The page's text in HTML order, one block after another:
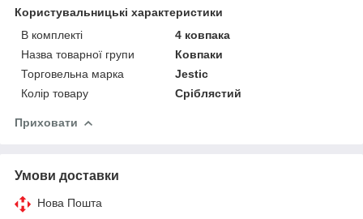
Користувальницькі характеристики
В комплекті
4 ковпака
Назва товарної групи
Ковпаки
Торговельна марка
Jestic
Колір товару
Сріблястий
Приховати
Умови доставки
Нова Пошта